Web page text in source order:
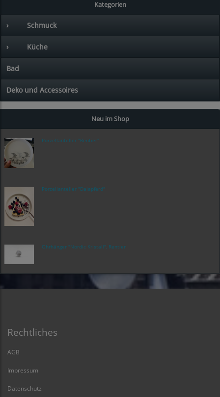
Kategorien
› Schmuck
› Küche
Bad
Deko und Accessoires
Neu im Shop
Porzellanteller "Rentier"
Porzellanteller "Dalapferd"
Ohrhänger "Nordic Kristall", Rentier
Rechtliches
AGB
Impressum
Datenschutz